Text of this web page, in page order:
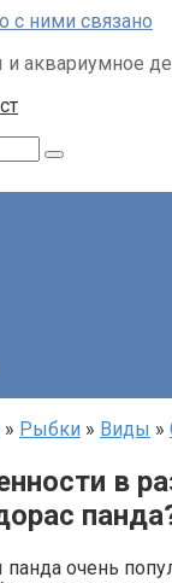
с ними связано
аквариумное
» Рыбки » Виды »
в
очень